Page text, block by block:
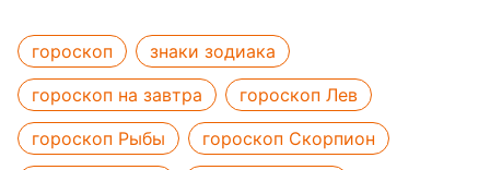
гороскоп
знаки зодиака
гороскоп на завтра
гороскоп Лев
гороскоп Рыбы
гороскоп Скорпион